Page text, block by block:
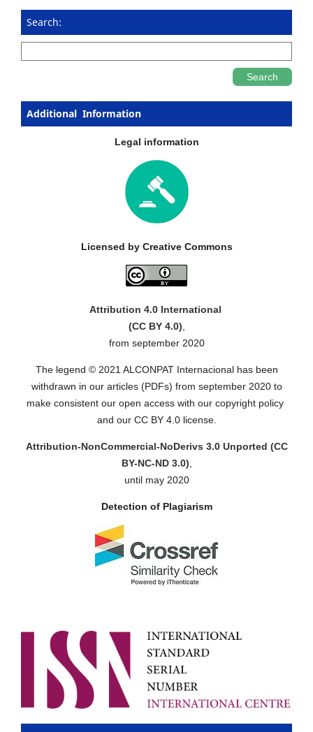
Search:
Search
Additional Information
Legal information
Licensed by Creative Commons
Attribution 4.0 International
(CC BY 4.0)
from september 2020
The legend © 2021 ALCONPAT Internacional has been
withdrawn in our articles (PDFs) from september 2020 to
make consistent our open access with our copyright policy
and our CC BY 4.0 license.
Attribution-NonCommercial-NoDerivs 3.0 Unported (CC
BY-NC-ND 3.0)
until may 2020
Detection of Plagiarism